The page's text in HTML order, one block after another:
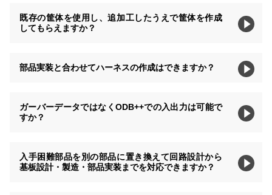
既存の筐体を使用し、追加工したうえで筐体を作成
してもらえますか？
部品実装と合わせてハーネスの作成はできますか？
ガーバーデータではなくODB++での入出力は可能で
すか？
入手困難部品を別の部品に置き換えて回路設計から
基板設計・製造・部品実装までを対応できますか？